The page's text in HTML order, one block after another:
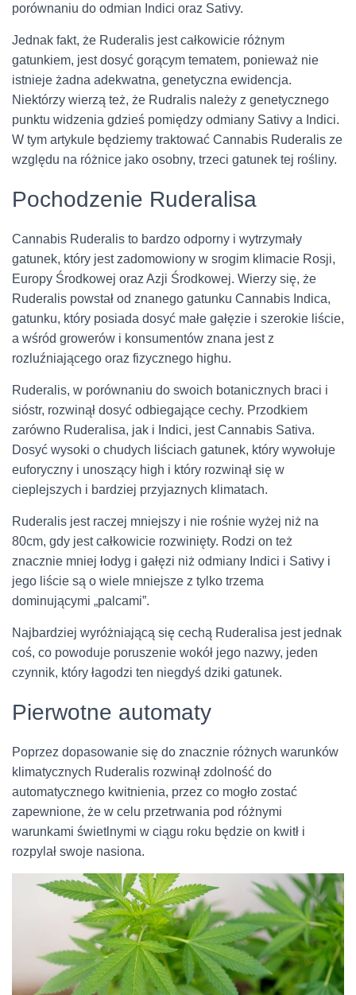
porównaniu do odmian Indici oraz Sativy.
Jednak fakt, że Ruderalis jest całkowicie różnym
gatunkiem, jest dosyć gorącym tematem, ponieważ nie
istnieje żadna adekwatna, genetyczna ewidencja.
Niektórzy wierzą też, że Rudralis należy z genetycznego
punktu widzenia gdzieś pomiędzy odmiany Sativy a Indici.
W tym artykule będziemy traktować Cannabis Ruderalis ze
względu na różnice jako osobny, trzeci gatunek tej rośliny.
Pochodzenie Ruderalisa
Cannabis Ruderalis to bardzo odporny i wytrzymały
gatunek, który jest zadomowiony w srogim klimacie Rosji,
Europy Środkowej oraz Azji Środkowej. Wierzy się, że
Ruderalis powstał od znanego gatunku Cannabis Indica,
gatunku, który posiada dosyć małe gałęzie i szerokie liście,
a wśród growerów i konsumentów znana jest z
rozluźniającego oraz fizycznego highu.
Ruderalis, w porównaniu do swoich botanicznych braci i
sióstr, rozwinął dosyć odbiegające cechy. Przodkiem
zarówno Ruderalisa, jak i Indici, jest Cannabis Sativa.
Dosyć wysoki o chudych liściach gatunek, który wywołuje
euforyczny i unoszący high i który rozwinął się w
cieplejszych i bardziej przyjaznych klimatach.
Ruderalis jest raczej mniejszy i nie rośnie wyżej niż na
80cm, gdy jest całkowicie rozwinięty. Rodzi on też
znacznie mniej łodyg i gałęzi niż odmiany Indici i Sativy i
jego liście są o wiele mniejsze z tylko trzema
dominującymi „palcami”.
Najbardziej wyróżniającą się cechą Ruderalisa jest jednak
coś, co powoduje poruszenie wokół jego nazwy, jeden
czynnik, który łagodzi ten niegdyś dziki gatunek.
Pierwotne automaty
Poprzez dopasowanie się do znacznie różnych warunków
klimatycznych Ruderalis rozwinął zdolność do
automatycznego kwitnienia, przez co mogło zostać
zapewnione, że w celu przetrwania pod różnymi
warunkami świetlnymi w ciągu roku będzie on kwitł i
rozpylał swoje nasiona.